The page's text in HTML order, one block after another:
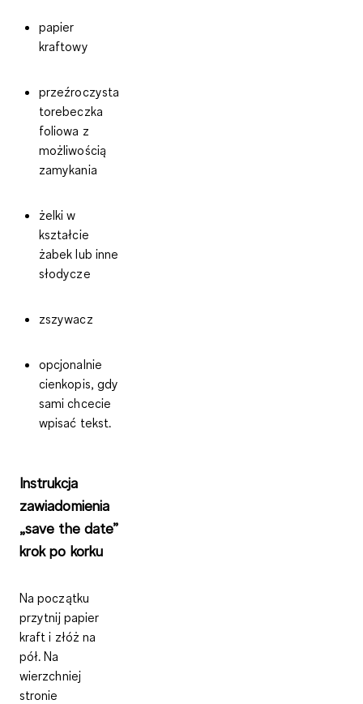
papier
kraftowy
przeźroczysta
torebeczka
foliowa z
możliwością
zamykania
żelki w
kształcie
żabek lub inne
słodycze
zszywacz
opcjonalnie
cienkopis, gdy
sami chcecie
wpisać tekst.
Instrukcja
zawiadomienia
„save the date”
krok po korku
Na początku
przytnij papier
kraft i złóż na
pół. Na
wierzchniej
stronie